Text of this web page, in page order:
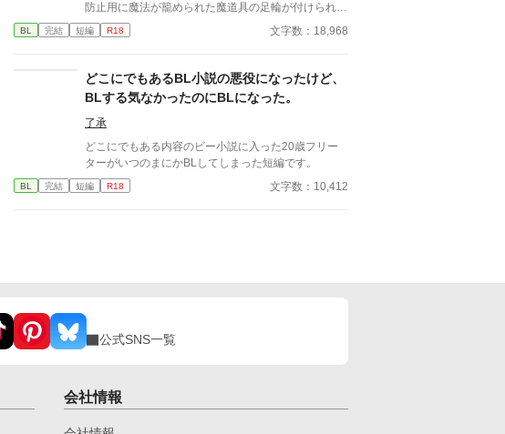
防止用に魔法が籠められた魔道具の足輪が付けられて
いた。 それを壊すためには魔力を聖女に受け渡して
もらう必要があるという。 ではその方法は？ 「僕を
回される男の話。
BL 完結 短編 R18 文字数：18,968
どこにでもあるBL小説の悪役になったけど、
BLする気なかったのにBLになった。
了承
どこにでもある内容のビー小説に入った20歳フリー
ターがいつのまにかBLしてしまった短編です。
BL 完結 短編 R18 文字数：10,412
公式SNS一覧
会社情報